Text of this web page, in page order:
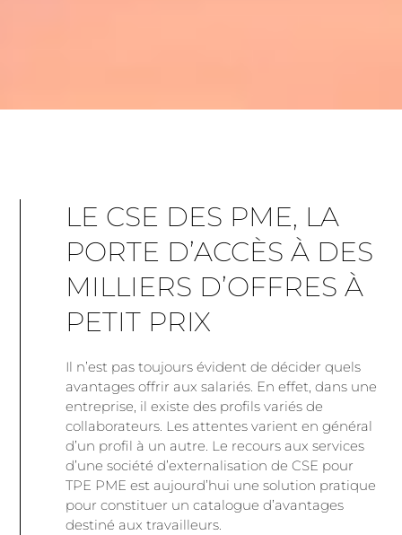
LE CSE DES PME, LA
PORTE D’ACCÈS À DES
MILLIERS D’OFFRES À
PETIT PRIX
Il n’est pas toujours évident de décider quels
avantages offrir aux salariés. En effet, dans une
entreprise, il existe des profils variés de
collaborateurs. Les attentes varient en général
d’un profil à un autre. Le recours aux services
d’une société d’externalisation de CSE pour
TPE PME est aujourd’hui une solution pratique
pour constituer un catalogue d’avantages
destiné aux travailleurs.